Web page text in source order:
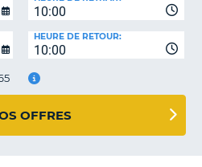
10:00
10:00
HEURE DE RETOUR:
OFFRES